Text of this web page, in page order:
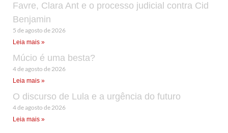
Favre, Clara Ant e o processo judicial contra Cid
Benjamin
5 de agosto de 2026
Leia mais »
Múcio é uma besta?
4 de agosto de 2026
Leia mais »
O discurso de Lula e a urgência do futuro
4 de agosto de 2026
Leia mais »